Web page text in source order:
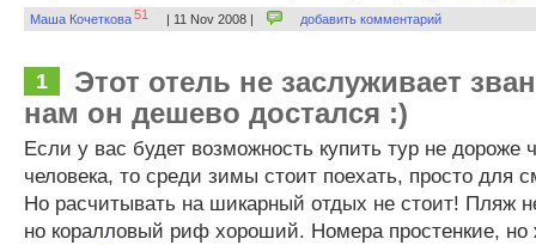
Маша Кочеткова51 | 11 Nov 2008 | добавить комментарий
1
Этот отель не заслуживает
нам он дешево достался :)
Если у вас будет возможность купить тур не дороже
человека, то среди зимы стоит поехать, просто для
Но расчитывать на шикарный отдых не стоит! Пляж
но коралловый риф хороший. Номера простенкие,